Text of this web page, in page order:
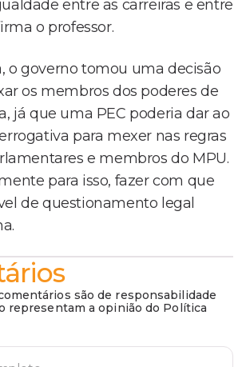
entre as carreiras e entre
o professor.
o governo tomou uma decisão
os membros dos poderes de
já que uma PEC poderia dar ao
para mexer nas regras
e membros do MPU.
para isso, fazer com que
de questionamento legal
são de responsabilidade
representam a opinião do Política